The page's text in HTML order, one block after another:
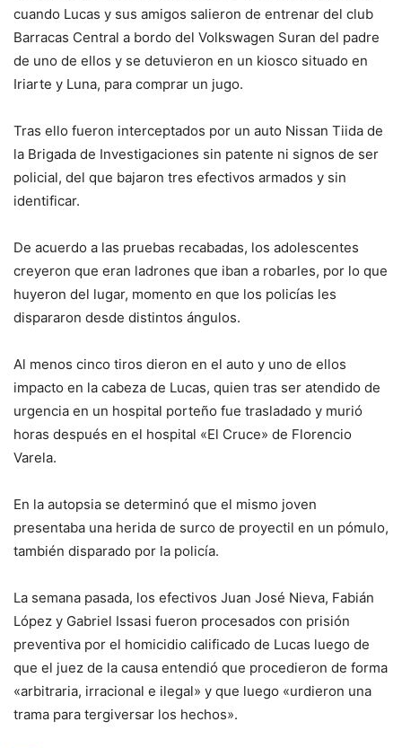
cuando Lucas y sus amigos salieron de entrenar del club
Barracas Central a bordo del Volkswagen Suran del padre
de uno de ellos y se detuvieron en un kiosco situado en
Iriarte y Luna, para comprar un jugo.
Tras ello fueron interceptados por un auto Nissan Tiida de
la Brigada de Investigaciones sin patente ni signos de ser
policial, del que bajaron tres efectivos armados y sin
identificar.
De acuerdo a las pruebas recabadas, los adolescentes
creyeron que eran ladrones que iban a robarles, por lo que
huyeron del lugar, momento en que los policías les
dispararon desde distintos ángulos.
Al menos cinco tiros dieron en el auto y uno de ellos
impacto en la cabeza de Lucas, quien tras ser atendido de
urgencia en un hospital porteño fue trasladado y murió
horas después en el hospital «El Cruce» de Florencio
Varela.
En la autopsia se determinó que el mismo joven
presentaba una herida de surco de proyectil en un pómulo,
también disparado por la policía.
La semana pasada, los efectivos Juan José Nieva, Fabián
López y Gabriel Issasi fueron procesados con prisión
preventiva por el homicidio calificado de Lucas luego de
que el juez de la causa entendió que procedieron de forma
«arbitraria, irracional e ilegal» y que luego «urdieron una
trama para tergiversar los hechos».